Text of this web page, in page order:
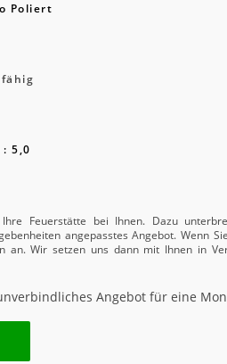
Poliert
: 5,0
Feuerstätte bei Ihnen. Dazu
angepasstes Angebot. Wenn
an. Wir setzen uns dann mit Ihnen in
Angebot für eine